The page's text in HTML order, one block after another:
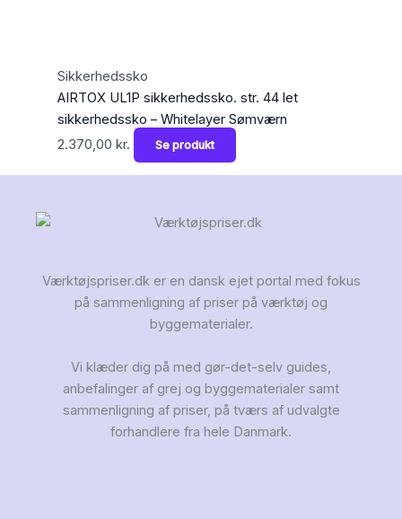
Sikkerhedssko
AIRTOX UL1P sikkerhedssko. str. 44 let
sikkerhedssko – Whitelayer Sømværn
2.370,00 kr. Se produkt
Værktøjspriser.dk er en dansk ejet portal med fokus
på sammenligning af priser på værktøj og
byggematerialer.
Vi klæder dig på med gør-det-selv guides,
anbefalinger af grej og byggematerialer samt
sammenligning af priser, på tværs af udvalgte
forhandlere fra hele Danmark.